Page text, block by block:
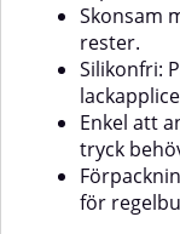
Skonsam
rester.
Silikonfri:
Enkel att
tryck
för